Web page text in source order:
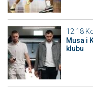
12:18
Musa i
klubu